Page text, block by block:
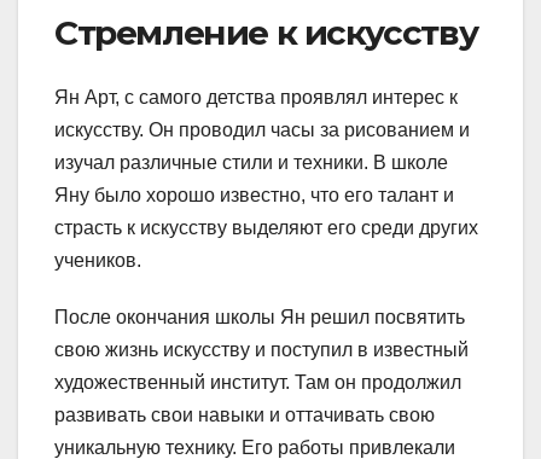
Стремление к искусству
Ян Арт, с самого детства проявлял интерес к
искусству. Он проводил часы за рисованием и
изучал различные стили и техники. В школе
Яну было хорошо известно, что его талант и
страсть к искусству выделяют его среди других
учеников.
После окончания школы Ян решил посвятить
свою жизнь искусству и поступил в известный
художественный институт. Там он продолжил
развивать свои навыки и оттачивать свою
уникальную технику. Его работы привлекали